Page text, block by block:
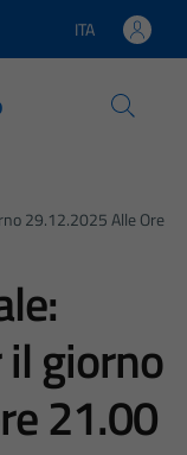
Lingua attiva:
ITA
29.12.2025 Alle Ore
giorno
21.00